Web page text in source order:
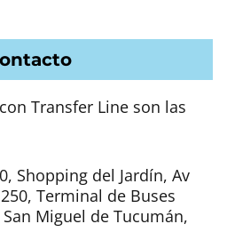
Transfer Line son las
Shopping del Jardín, Av
Terminal de Buses
Miguel de Tucumán,